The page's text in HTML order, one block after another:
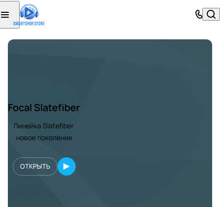
Focal Slatefiber
Линейка Slatefiber
новое поколение
ОТКРЫТЬ